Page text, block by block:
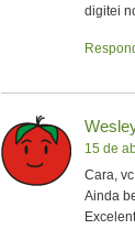
digitei
15 de
Cara,
Ainda